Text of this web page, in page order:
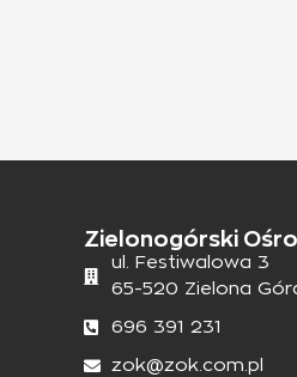
Zielonogórski
ul. Festiwalowa 3
65-520 Zielona
696 391 231
zok@zok.com.pl